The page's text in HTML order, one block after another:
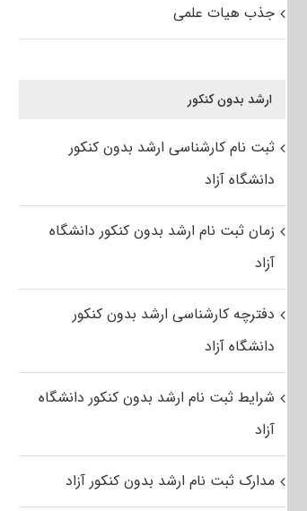
جذب هیات علمی
ارشد بدون کنکور
ثبت نام کارشناسی ارشد بدون کنکور
دانشگاه آزاد
زمان ثبت نام ارشد بدون کنکور دانشگاه
آزاد
دفترچه کارشناسی ارشد بدون کنکور
دانشگاه آزاد
شرایط ثبت نام ارشد بدون کنکور دانشگاه
آزاد
مدارک ثبت نام ارشد بدون کنکور آزاد